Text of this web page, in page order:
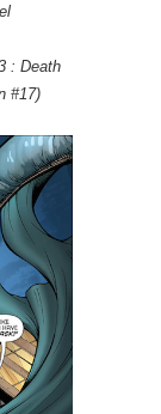
: Death
#17)